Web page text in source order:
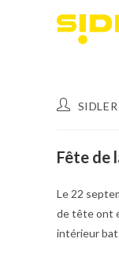
Fête de
Le 22
de tête ont
intérieur